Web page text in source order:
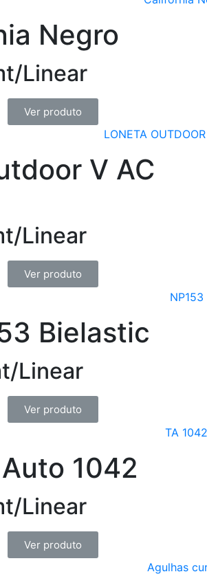
Negro
Linear
Ver produto
V AC
Linear
Ver produto
Bielastic
Linear
Ver produto
1042
Linear
Ver produto